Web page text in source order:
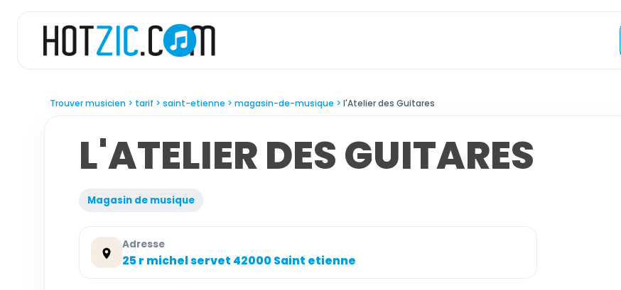
Trouver musicien tarif saint-etienne magasin-de-musique l'Atelier des Guitares
L'ATELIER DES GUITARES
Magasin de musique
Adresse
25 r michel servet 42000 Saint etienne